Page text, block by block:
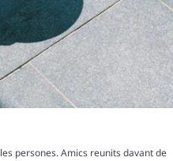
persones. Amics reunits davant de